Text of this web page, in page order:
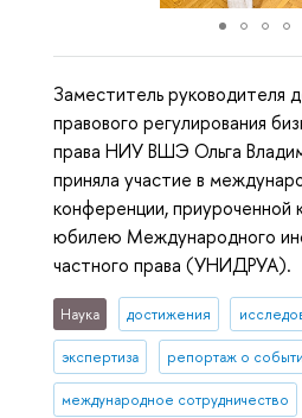
Заместитель руководителя
правового регулирования
права НИУ ВШЭ Ольга
приняла участие в
конференции, приуроченной
юбилею Международного
частного права (УНИДРУА).
Наука достижения
экспертиза репортаж о
международное сотрудничество